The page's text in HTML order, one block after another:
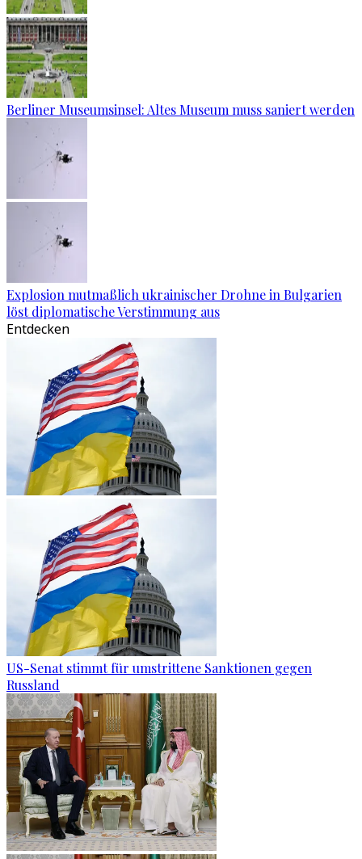
Berliner Museumsinsel: Altes Museum muss saniert werden
Explosion mutmaßlich ukrainischer Drohne in Bulgarien
löst diplomatische Verstimmung aus
Entdecken
US-Senat stimmt für umstrittene Sanktionen gegen
Russland